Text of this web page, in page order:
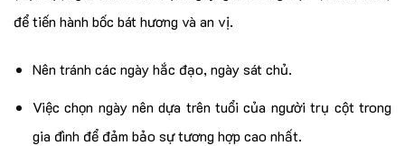
để tiến hành bốc bát hương và an vị.
Nên tránh các ngày hắc đạo, ngày sát chủ.
Việc chọn ngày nên dựa trên tuổi của người trụ cột trong
gia đình để đảm bảo sự tương hợp cao nhất.